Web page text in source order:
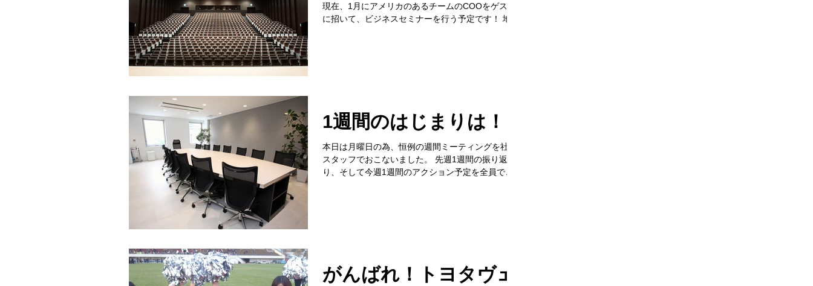
現在、1月にアメリカのあるチームのCOOをゲスト
に招いて、ビジネスセミナーを行う予定です！ 地域
1週間のはじまりは！
本日は月曜日の為、恒例の週間ミーティングを社内
スタッフでおこないました。 先週1週間の振り返
り、そして今週1週間のアクション予定を全員です
がんばれ！トヨタヴェ